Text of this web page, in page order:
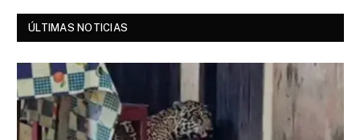
ÚLTIMAS NOTICIAS